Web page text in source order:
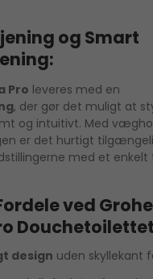
og Smart
Pro leveres med en
, der gør det muligt at
og intuitivt. Med
er det hurtigt
med et enkelt
ved Grohe
design uden skyllekant